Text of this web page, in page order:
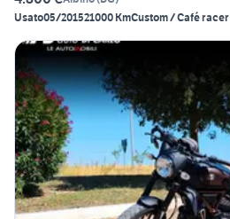
Usato05/201521000 KmCustom / Café racer